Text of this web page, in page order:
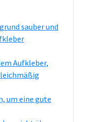
sauber und
Aufkleber,
um eine gute